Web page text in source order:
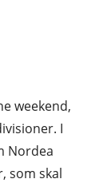
weekend,
I
Nordea
som skal